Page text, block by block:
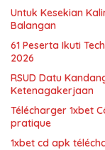
Untuk Kesekian
Balangan
61 Peserta Ikuti
2026
RSUD Datu
Ketenagakerjaan
Télécharger 1xbet
pratique
1xbet cd apk